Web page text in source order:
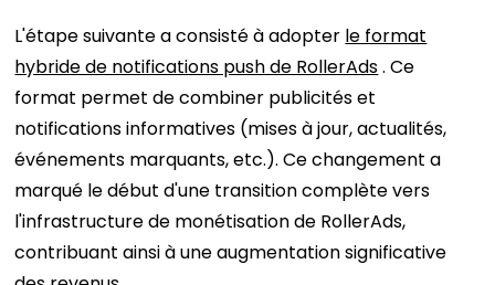
L'étape suivante a consisté à adopter le format
hybride de notifications push de RollerAds. Ce
format permet de combiner publicités et
notifications informatives (mises à jour, actualités,
événements marquants, etc.). Ce changement a
marqué le début d'une transition complète vers
l'infrastructure de monétisation de RollerAds,
contribuant ainsi à une augmentation significative